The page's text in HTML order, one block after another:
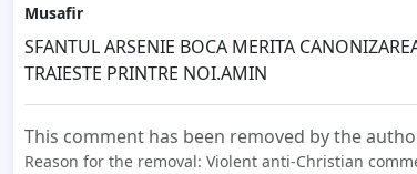
Musafir
SFANTUL ARSENIE BOCA MERITA
TRAIESTE PRINTRE NOI.AMIN
This comment has been removed by the
Reason for the removal: Violent anti-Christian